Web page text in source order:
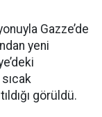
Gazze’de
yeni
görüldü.